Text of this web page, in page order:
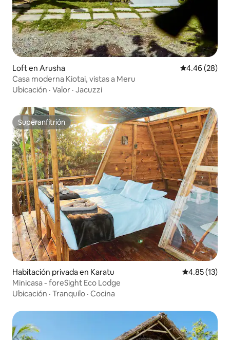
Loft en Arusha Calificación
4.46 (28)
Casa moderna Kiotai, vistas a Meru
Ubicación · Valor · Jacuzzi
Superanfitrión
Superanfitrión
Habitación privada en Karatu Calificación
4.85 (13)
Minicasa - foreSight Eco Lodge
Ubicación · Tranquilo · Cocina